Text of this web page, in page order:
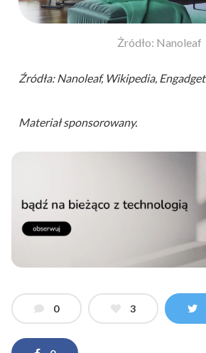
Żródło: Nanoleaf
Źródła: Nanoleaf, Wikipedia, Engadget
Materiał sponsorowany.
0 3